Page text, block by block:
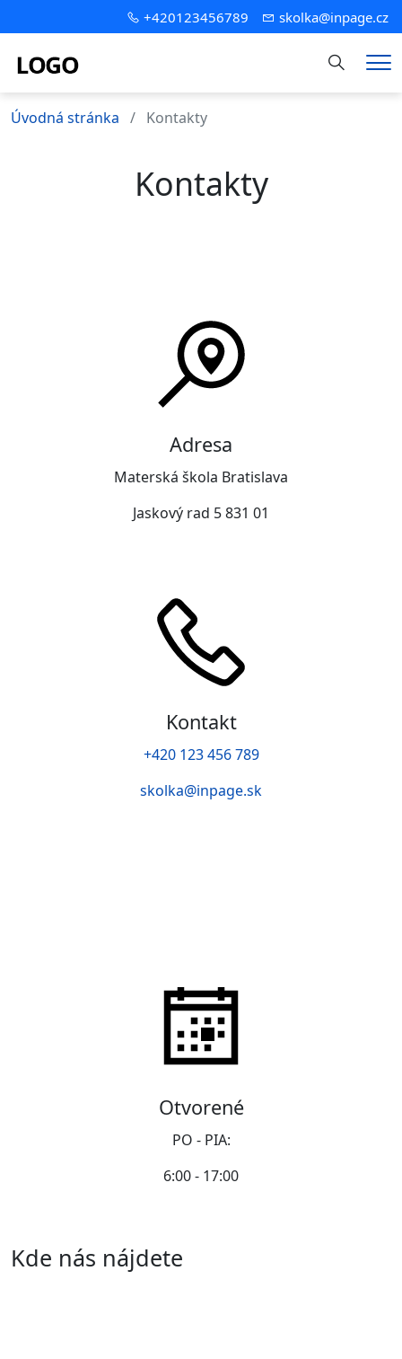
+420123456789 skolka@inpage.cz
Hledání
Úvodná stránka Kontakty
Kontakty
Adresa
Materská škola Bratislava
Jaskový rad 5 831 01
Kontakt
+420 123 456 789
skolka@inpage.sk
Otvorené
PO - PIA:
6:00 - 17:00
Kde nás nájdete